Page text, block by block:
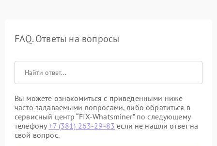
FAQ. Ответы на вопросы
Вы можете ознакомиться с приведенными ниже
часто задаваемыми вопросами, либо обратиться в
сервисный центр “FIX-Whatsminer” по следующему
телефону+7 (381) 263-29-83 если не нашли ответ на
свой вопрос.